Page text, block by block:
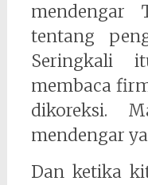
mendengar
tentang
Seringkali
membaca
dikoreksi.
mendengar
Dan ketika